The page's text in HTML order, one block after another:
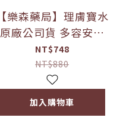
【樂森藥局】理膚寶水
原廠公司貨 多容安舒
緩濕潤乳液 40ml (安
心乳液) 2026/12
NT$748
NT$880
加入購物車